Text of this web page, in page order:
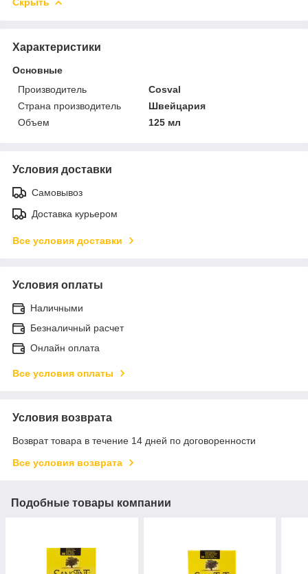
Характеристики
Основные
Производитель
Cosval
Страна производитель
Швейцария
Объем
125 мл
Условия доставки
Самовывоз
Доставка курьером
Все условия доставки
Условия оплаты
Наличными
Безналичный расчет
Онлайн оплата
Все условия оплаты
Условия возврата
Возврат товара в течение 14 дней по договоренности
Все условия возврата
Подобные товары компании